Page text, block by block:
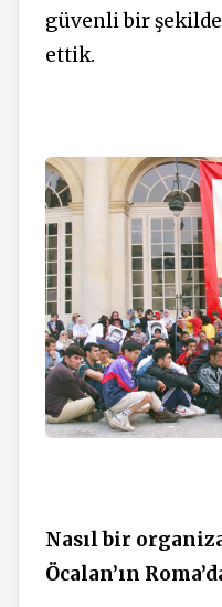
güvenli bir şekilde
ettik.
Nasıl bir
Öcalan’ın